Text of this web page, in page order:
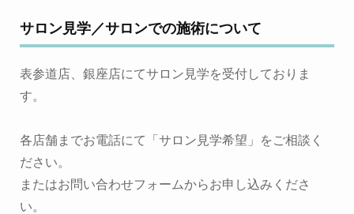
サロン見学／サロンでの施術について
表参道店、銀座店にてサロン見学を受付しておりま
す。
各店舗までお電話にて「サロン見学希望」をご相談く
ださい。
またはお問い合わせフォームからお申し込みくださ
い。